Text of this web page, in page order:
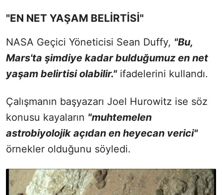
"EN NET YAŞAM BELİRTİSİ"
NASA Geçici Yöneticisi Sean Duffy, "Bu,
Mars'ta şimdiye kadar bulduğumuz en net
yaşam belirtisi olabilir."ifadelerini kullandı.
Çalışmanın başyazarı Joel Hurowitz ise söz
konusu kayaların "muhtemelen
astrobiyolojik açıdan en heyecan verici"
örnekler olduğunu söyledi.